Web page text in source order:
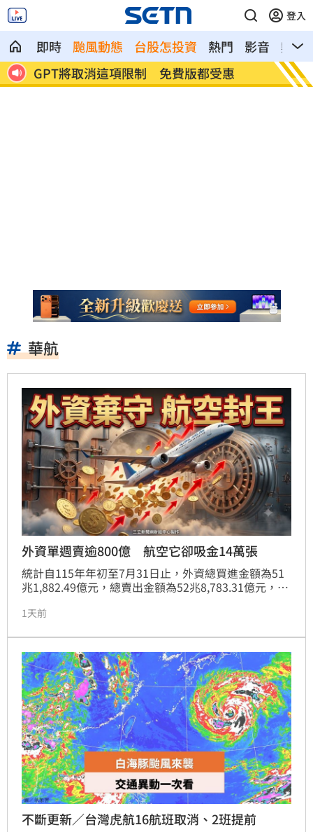
登入
即時 颱風動態 台股怎投資 熱門 影音
熱搜
沈玉琳驚人女僕造型曝光 全場一看都嚇
傻
裸辭
劇
華航
外資單週賣逾800億 航空它卻吸金14萬張
統計自115年年初至7月31日止，外資總買進金額為51
兆1,882.49億元，總賣出金額為52兆8,783.31億元，累
8,591.39億元新臺幣，占全體上市股票市值的
1,213.76億元。根據臺灣證券交易所統計，上週
（115/7/27~115/7/31）外資在集中市場總買進金額為
19,959.45億元，總賣出金額為20,784.00億元，賣超為
824.55億元。
1天前
不斷更新／台灣虎航16航班取消、2班提前